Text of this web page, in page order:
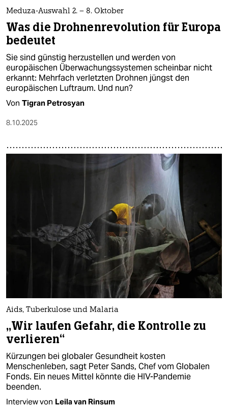
Meduza-Auswahl 2. – 8. Oktober
Was die Drohnenrevolution für Europa
bedeutet
Sie sind günstig herzustellen und werden von
europäischen Überwachungssystemen scheinbar nicht
erkannt: Mehrfach verletzten Drohnen jüngst den
europäischen Luftraum. Und nun?
Von Tigran Petrosyan
8.10.2025
Aids, Tuberkulose und Malaria
„Wir laufen Gefahr, die Kontrolle zu
verlieren“
Kürzungen bei globaler Gesundheit kosten
Menschenleben, sagt Peter Sands, Chef vom Globalen
Fonds. Ein neues Mittel könnte die HIV-Pandemie
beenden.
Interview von Leila van Rinsum